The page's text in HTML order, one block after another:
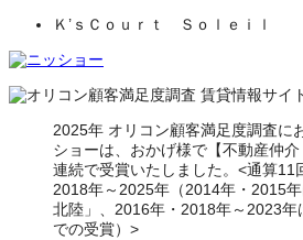
Ｋ’ｓＣｏｕｒｔ Ｓｏｌｅｉｌ
2025年 オリコン顧客満足度調査に
ショーは、おかげ様で【不動産仲
連続で受賞いたしました。<通算11
2018年～2025年（2014年・2015
北陸」、2016年・2018年～2023年
での受賞）>